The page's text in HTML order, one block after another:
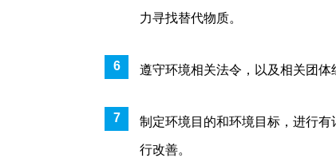
力寻找替代物质。
遵守环境相关法令，以及相关团体
制定环境目的和环境目标，进行
行改善。